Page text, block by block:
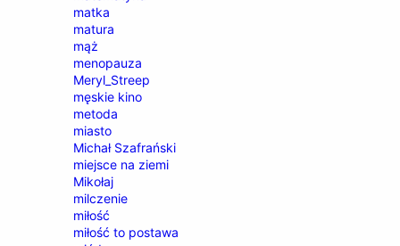
matka
matura
mąż
menopauza
Meryl_Streep
męskie kino
metoda
miasto
Michał Szafrański
miejsce na ziemi
Mikołaj
milczenie
miłość
miłość to postawa